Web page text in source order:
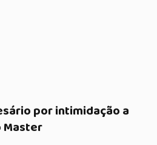
por intimidação a
Master